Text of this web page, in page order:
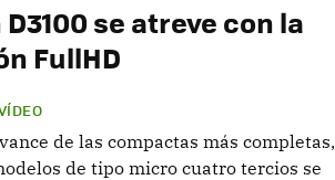
D3100 se atreve con la
FullHD
de las compactas más completas,
de tipo micro cuatro tercios se